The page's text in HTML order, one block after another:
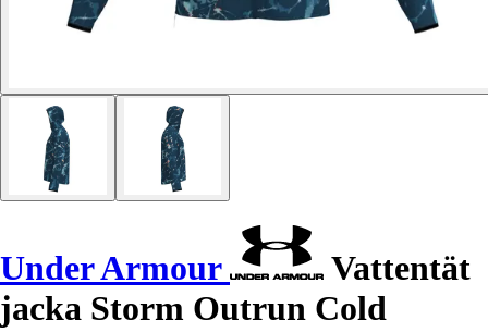
Under Armour
Vattentät
jacka Storm Outrun Cold